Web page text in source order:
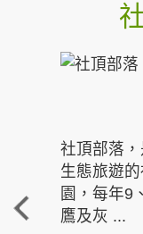
社頂部落
生態旅遊
園，每年9
鷹及灰 ...